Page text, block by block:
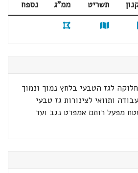
תשריט ממ"ג
נספח
לגז הטבעי בלחץ נמוך ונמוך
ותוואי לצינורות גז טבעי
מפעל רותם אמפרט נגב ועד